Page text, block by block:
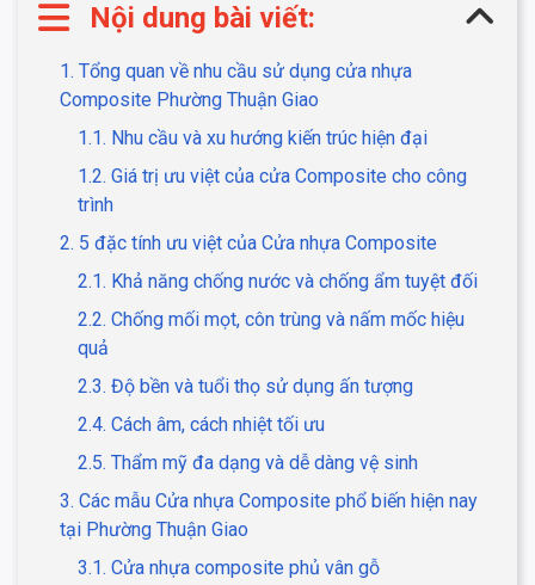
Nội dung bài viết:
1. Tổng quan về nhu cầu sử dụng cửa nhựa
Composite Phường Thuận Giao
1.1. Nhu cầu và xu hướng kiến trúc hiện đại
1.2. Giá trị ưu việt của cửa Composite cho công
trình
2. 5 đặc tính ưu việt của Cửa nhựa Composite
2.1. Khả năng chống nước và chống ẩm tuyệt đối
2.2. Chống mối mọt, côn trùng và nấm mốc hiệu
quả
2.3. Độ bền và tuổi thọ sử dụng ấn tượng
2.4. Cách âm, cách nhiệt tối ưu
2.5. Thẩm mỹ đa dạng và dễ dàng vệ sinh
3. Các mẫu Cửa nhựa Composite phổ biến hiện nay
tại Phường Thuận Giao
3.1. Cửa nhựa composite phủ vân gỗ